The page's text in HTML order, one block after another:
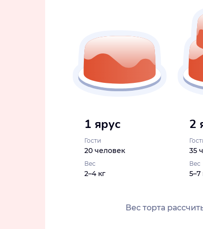
1 ярус
Гости
20 человек
Вес
2–4 кг
2
35
Вес
5–7
Вес торта